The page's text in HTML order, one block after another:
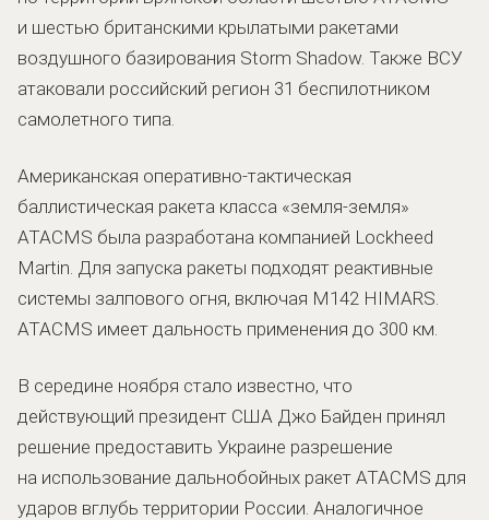
и шестью британскими крылатыми ракетами
воздушного базирования Storm Shadow. Также ВСУ
атаковали российский регион 31 беспилотником
самолетного типа.
Американская оперативно-тактическая
баллистическая ракета класса «земля-земля»
ATACMS была разработана компанией Lockheed
Martin. Для запуска ракеты подходят реактивные
системы залпового огня, включая M142 HIMARS.
ATACMS имеет дальность применения до 300 км.
В середине ноября стало известно, что
действующий президент США Джо Байден принял
решение предоставить Украине разрешение
на использование дальнобойных ракет ATACMS для
ударов вглубь территории России. Аналогичное